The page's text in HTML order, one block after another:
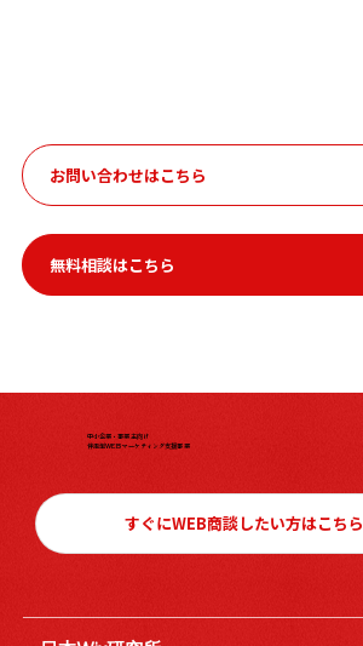
お問い合わせはこちら
無料相談はこちら
中小企業・事業主向け
伴走型WEBマーケティング支援事業
すぐにWEB商談したい方はこちら